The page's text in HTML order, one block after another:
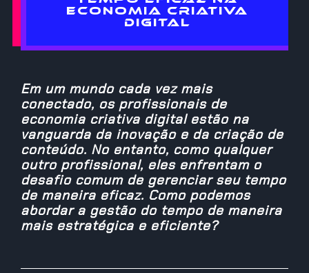
ECONOMIA CRIATIVA
DIGITAL
Em um mundo cada vez mais
conectado, os profissionais de
economia criativa digital estão na
vanguarda da inovação e da criação de
conteúdo. No entanto, como qualquer
outro profissional, eles enfrentam o
desafio comum de gerenciar seu tempo
de maneira eficaz. Como podemos
abordar a gestão do tempo de maneira
mais estratégica e eficiente?